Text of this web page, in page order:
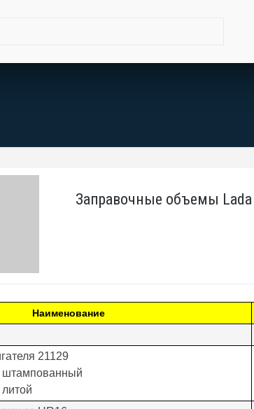
Заправочные объемы Lada
Наименование
21129